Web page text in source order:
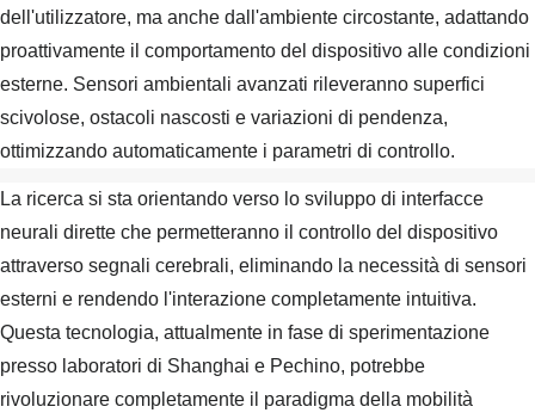
dell'utilizzatore, ma anche dall'ambiente circostante, adattando
proattivamente il comportamento del dispositivo alle condizioni
esterne. Sensori ambientali avanzati rileveranno superfici
scivolose, ostacoli nascosti e variazioni di pendenza,
ottimizzando automaticamente i parametri di controllo.
La ricerca si sta orientando verso lo sviluppo di interfacce
neurali dirette che permetteranno il controllo del dispositivo
attraverso segnali cerebrali, eliminando la necessità di sensori
esterni e rendendo l'interazione completamente intuitiva.
Questa tecnologia, attualmente in fase di sperimentazione
presso laboratori di Shanghai e Pechino, potrebbe
rivoluzionare completamente il paradigma della mobilità